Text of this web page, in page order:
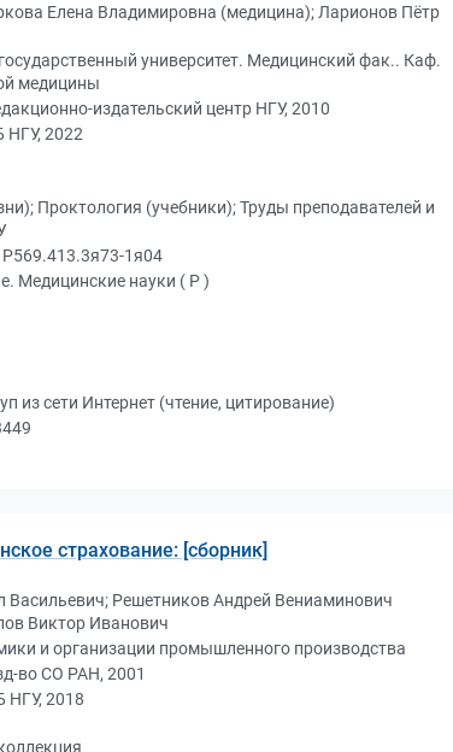
Елена Владимировна (медицина); Ларионов Пётр
университет. Медицинский фак.. Каф.
медицины
издательский центр НГУ, 2010
НГУ, 2022
Проктология (учебники); Труды преподавателей и
1я04
Медицинские науки ( Р )
из сети Интернет (чтение, цитирование)
страхование: [сборник]
Васильевич; Решетников Андрей Вениаминович
Виктор Иванович
и организации промышленного производства
во СО РАН, 2001
НГУ, 2018